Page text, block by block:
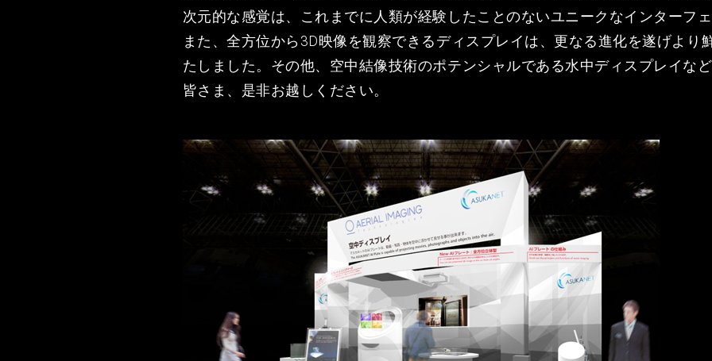
次元的な感覚は、これまでに人類が経験したことのないユニークなインターフェ
また、全方位から3D映像を観察できるディスプレイは、更なる進化を遂げより
たしました。その他、空中結像技術のポテンシャルである水中ディスプレイなど
皆さま、是非お越しください。